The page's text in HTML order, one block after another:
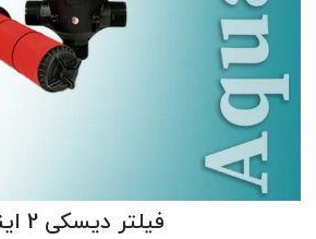
فیلتر دیسکی 2 اینچ